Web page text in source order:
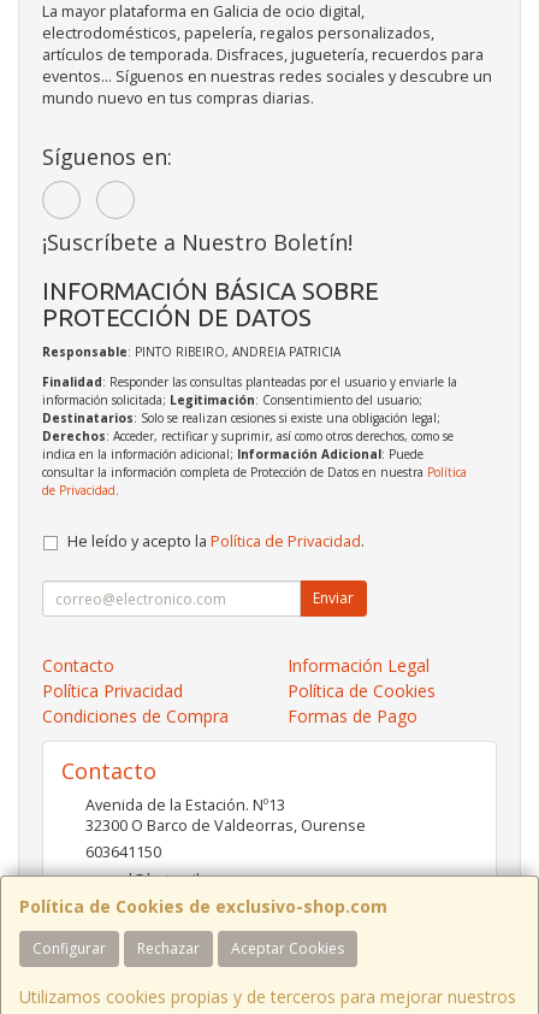
Política de Cookies de exclusivo-shop.com
Configurar Rechazar Aceptar Cookies
Utilizamos cookies propias y de terceros para mejorar nuestros
La mayor plataforma en Galicia de ocio digital,
electrodomésticos, papelería, regalos personalizados,
artículos de temporada. Disfraces, juguetería, recuerdos para
eventos... Síguenos en nuestras redes sociales y descubre un
mundo nuevo en tus compras diarias.
Síguenos en:
¡Suscríbete a Nuestro Boletín!
INFORMACIÓN BÁSICA SOBRE
PROTECCIÓN DE DATOS
Responsable: PINTO RIBEIRO, ANDREIA PATRICIA
Finalidad: Responder las consultas planteadas por el usuario y enviarle la
información solicitada; Legitimación: Consentimiento del usuario;
Destinatarios: Solo se realizan cesiones si existe una obligación legal;
Derechos: Acceder, rectificar y suprimir, así como otros derechos, como se
indica en la información adicional; Información Adicional: Puede
consultar la información completa de Protección de Datos en nuestra Política
de Privacidad.
He leído y acepto la Política de Privacidad.
Enviar
Contacto
Información Legal
Política Privacidad
Política de Cookies
Condiciones de Compra
Formas de Pago
Contacto
Avenida de la Estación. Nº13
32300 O Barco de Valdeorras, Ourense
603641150
pc-red@hotmail.es
Horario
10:00- 13:30 / 17:00- 20:30